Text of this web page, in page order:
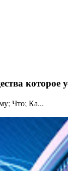
Что; Ка...